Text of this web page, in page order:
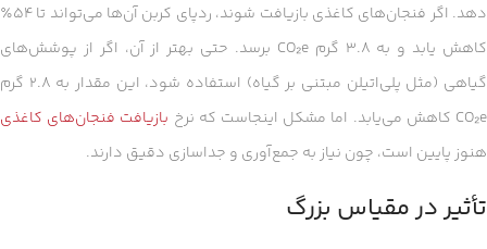
دهد. اگر فنجان‌های کاغذی بازیافت شوند، ردپای کربن آن‌ها می‌تواند تا ۵۴٪
کاهش یابد و به ۳.۸ گرم CO₂e برسد. حتی بهتر از آن، اگر از پوشش‌های
گیاهی (مثل پلی‌اتیلن مبتنی بر گیاه) استفاده شود، این مقدار به ۲.۸ گرم
CO₂e کاهش می‌یابد. اما مشکل اینجاست که نرخ
بازیافت فنجان‌های کاغذی
هنوز پایین است، چون نیاز به جمع‌آوری و جداسازی دقیق دارند.
تأثیر در مقیاس بزرگ